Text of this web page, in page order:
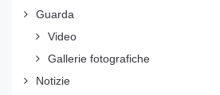
Guarda
Video
Gallerie fotografiche
Notizie